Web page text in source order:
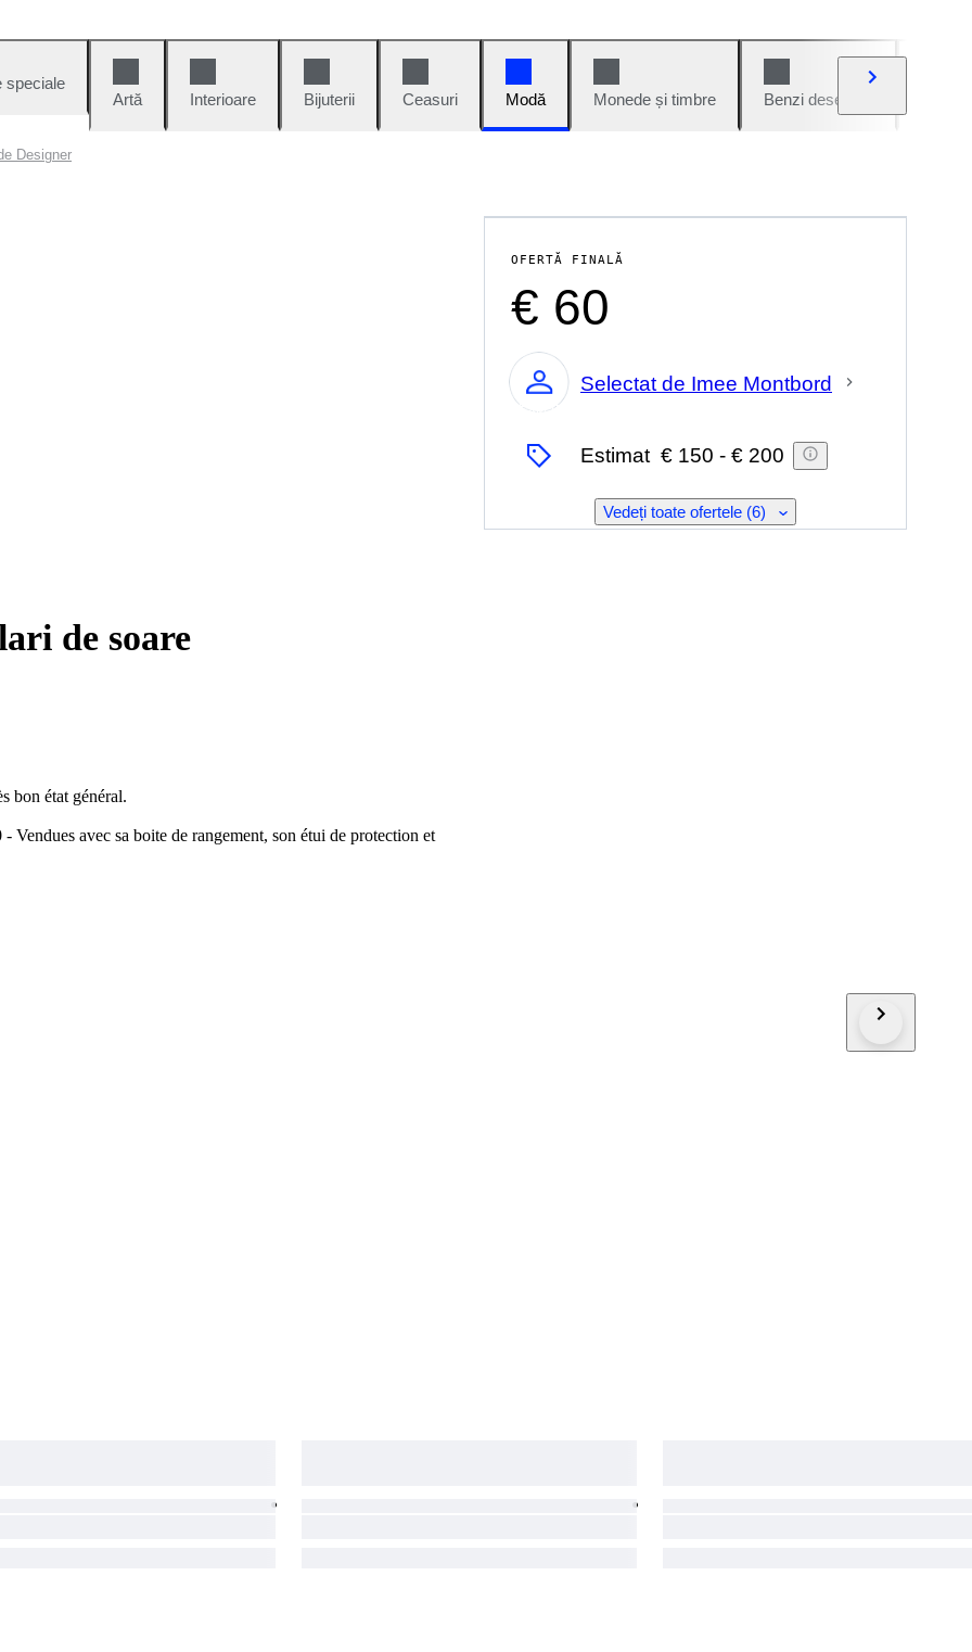
speciale
Artă
Interioare Bijuterii Ceasuri Modă Monede și timbre Benzi desenate
Designer
de soare
bon état général.
avec sa boite de rangement, son étui de protection et
cm - Longueur des branches 12,5 cm.
et ne gênant pas la vision.
OFERTĂ FINALĂ
€ 60
Expert
Selectat de Imee Montbord
Estimat € 150 - € 200
Vedeți toate ofertele (6)